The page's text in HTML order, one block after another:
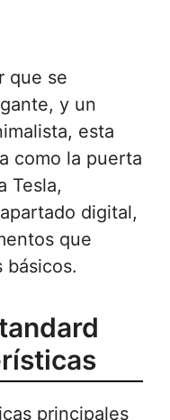
que se
y un
esta
como la puerta
Tesla,
digital,
que
básicos.
principales